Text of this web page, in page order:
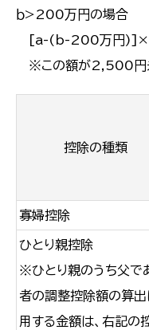
ｂ>200万円の場合
[a-(b-200万円
※この額が2,500円
控除の種類
寡婦控除
ひとり親控除
※ひとり親のうち父で
者の調整控除額の算
用する金額は、右記の